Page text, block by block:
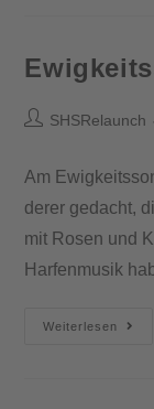
SHSRelaunch
Am
derer gedacht,
mit Rosen und
Harfenmusik
Weiterlesen